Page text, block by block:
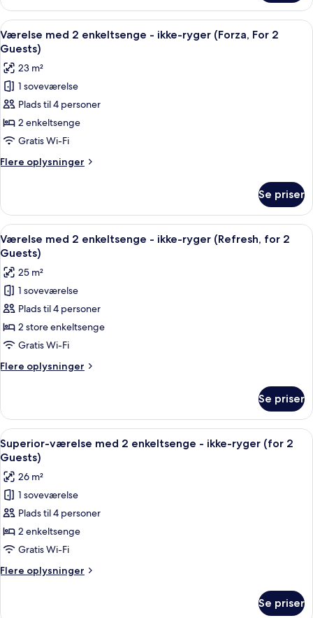
(Casual)
med
enkeltsenge
-
ryger
(Casual)
Indlæs
alle
billeder
af
Værelse
med
2
enkeltsenge
-
ikke-
(Forza,
For
2
Guests)
Et hotelværelse med to senge, et
13
Værelse med 2 enkeltsenge - ikke-ryger (Forza, For 2
Guests)
23 m²
1 soveværelse
Plads til 4 personer
2 enkeltsenge
Gratis Wi-Fi
Flere oplysninger
Flere
med
enkeltsenge
-
ryger
(Forza,
For
2
Guests)
Se priser
Indlæs
alle
billeder
af
Værelse
med
2
enkeltsenge
-
ikke-
(Refresh,
for
2
Guests)
Et hotelværelse med to senge, et
10
Værelse med 2 enkeltsenge - ikke-ryger (Refresh, for 2
Guests)
25 m²
1 soveværelse
Plads til 4 personer
2 store enkeltsenge
Gratis Wi-Fi
Flere oplysninger
Flere
med
enkeltsenge
-
ryger
(Refresh,
for
2
Guests)
Se priser
Indlæs
alle
billeder
af
Superior-
værelse
med
2
enkeltsenge
-
ryger
Et moderne hotelværelse med en
9
Superior-værelse med 2 enkeltsenge - ikke-ryger (for 2
Guests)
26 m²
1 soveværelse
Plads til 4 personer
2 enkeltsenge
Gratis Wi-Fi
Flere oplysninger
Flere
Se priser